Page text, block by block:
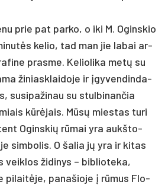
prie pat par­ko, o iki M. Ogins­kio
ke­lio, tad man jie la­bai ar­
pra­sme. Ke­lio­li­ka metų su
ži­niask­lai­do­je ir įgy­ven­din­da­
su­si­pa­ži­nau su stul­bi­nan­čia
kūrėjais. Mūsų mies­tas tu­ri
Ogins­kių rūmai yra aukš­to­
sim­bo­lis. O ša­lia jų yra ir ki­tas
veik­los ži­di­nys – bib­lio­te­ka,
pi­laitė­je, pa­na­šio­je į rūmus Flo­